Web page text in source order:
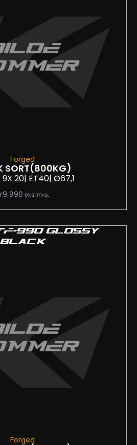
Forged
SORT(800KG)
9X 20| ET40| Ø67,1
9,990 eks. mva.
990 GLOSSY
BLACK
Forged